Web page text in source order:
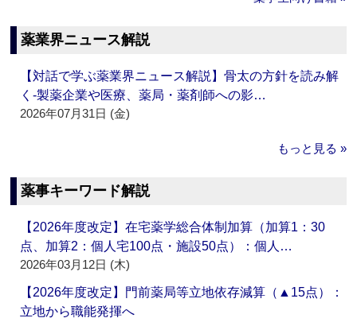
薬業界ニュース解説
【対話で学ぶ薬業界ニュース解説】骨太の方針を読み解
く‐製薬企業や医療、薬局・薬剤師への影…
2026年07月31日 (金)
もっと見る »
薬事キーワード解説
【2026年度改定】在宅薬学総合体制加算（加算1：30
点、加算2：個人宅100点・施設50点）：個人…
2026年03月12日 (木)
【2026年度改定】門前薬局等立地依存減算（▲15点）：
立地から職能発揮へ